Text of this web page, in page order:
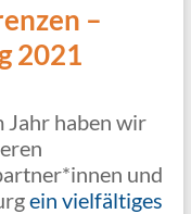
–
2021
Jahr haben wir
und
ein vielfältiges